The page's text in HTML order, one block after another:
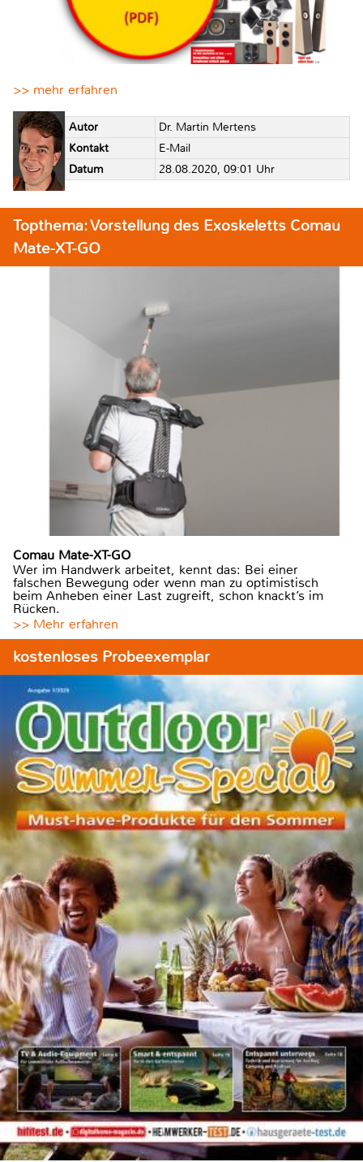
>> mehr erfahren
Autor
Dr. Martin Mertens
Kontakt
E-Mail
Datum
28.08.2020, 09:01 Uhr
Topthema: Vorstellung des Exoskeletts Comau
Mate-XT-GO
Comau Mate-XT-GO
Wer im Handwerk arbeitet, kennt das: Bei einer
falschen Bewegung oder wenn man zu optimistisch
beim Anheben einer Last zugreift, schon knackt’s im
Rücken.
>> Mehr erfahren
kostenloses Probeexemplar